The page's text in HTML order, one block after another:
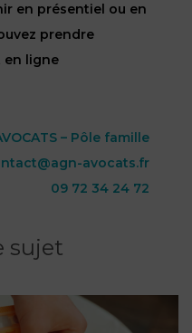
en présentiel ou en
prendre
en ligne
– Pôle famille
avocats.fr
09 72 34 24 72
sujet